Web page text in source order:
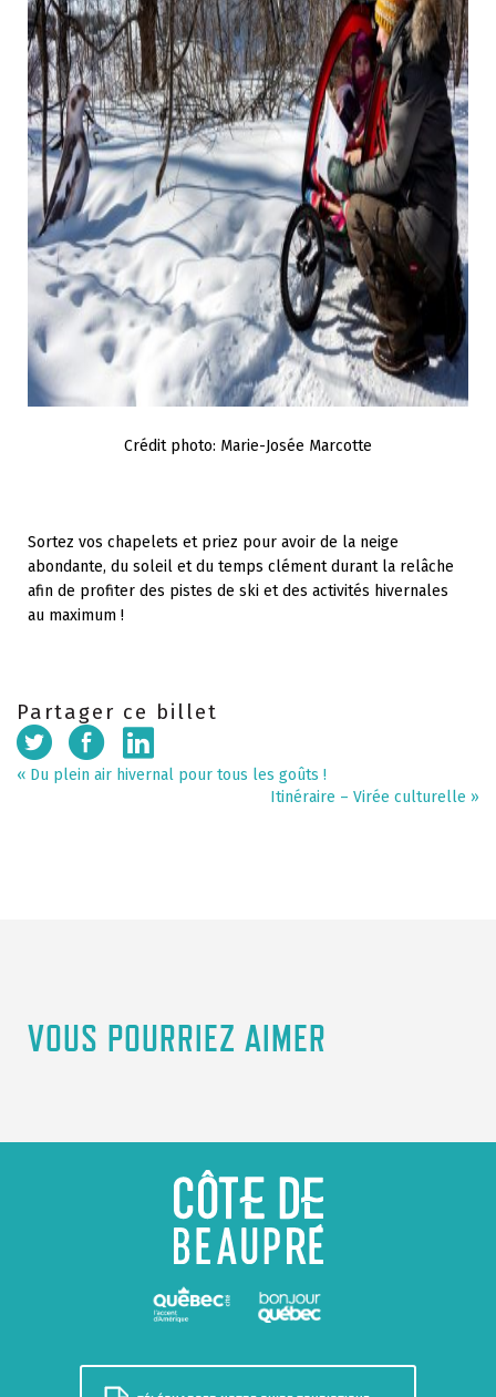
Crédit photo: Marie-Josée Marcotte
Sortez vos chapelets et priez pour avoir de la neige
abondante, du soleil et du temps clément durant la relâche
afin de profiter des pistes de ski et des activités hivernales
au maximum !
Partager ce billet
« Du plein air hivernal pour tous les goûts !
Itinéraire – Virée culturelle »
VOUS POURRIEZ AIMER